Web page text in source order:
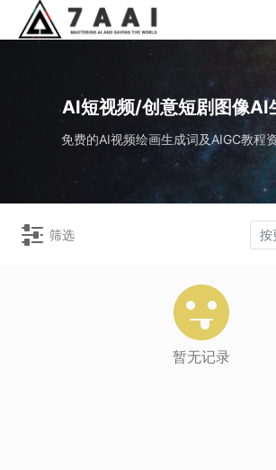
AI短视频/创意短剧图像
免费的AI视频绘画生成词及AIGC教程
筛选 按
暂无记录